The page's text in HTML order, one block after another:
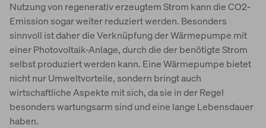
Nutzung von regenerativ erzeugtem Strom kann die CO2-
Emission sogar weiter reduziert werden. Besonders
sinnvoll ist daher die Verknüpfung der Wärmepumpe mit
einer Photovoltaik-Anlage, durch die der benötigte Strom
selbst produziert werden kann. Eine Wärmepumpe bietet
nicht nur Umweltvorteile, sondern bringt auch
wirtschaftliche Aspekte mit sich, da sie in der Regel
besonders wartungsarm sind und eine lange Lebensdauer
haben.